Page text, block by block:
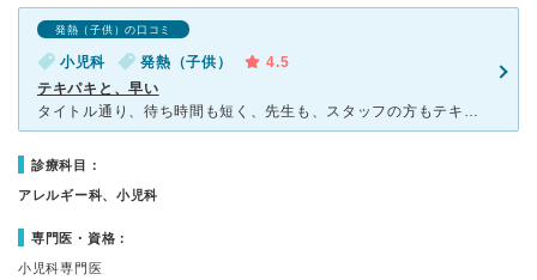
発熱（子供）の口コミ
小児科 発熱（子供）
4.5
テキパキと、早い
タイトル通り、待ち時間も短く、先生も、スタッフの方もテキパキとしていて、とにかく、早く終わります。 こどもがよく、鼻水、発熱などの症状でお世話に。 病院に入って→診察→会計、お薬の処方(院内処
診療科目：
アレルギー科、小児科
専門医・資格：
小児科専門医